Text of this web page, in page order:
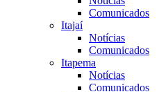
Comunicados
Itajaí
Notícias
Comunicados
Itapema
Notícias
Comunicados